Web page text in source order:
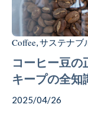
Coffee,サステナブ
コーヒー豆
キープの全知
2025/04/26